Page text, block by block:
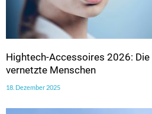
Hightech-Accessoires 2026:
vernetzte Menschen
18. Dezember 2025